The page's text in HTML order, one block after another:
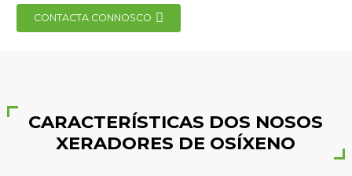
CONTACTA CONNOSCO
CARACTERÍSTICAS DOS NOSOS
XERADORES DE OSÍXENO